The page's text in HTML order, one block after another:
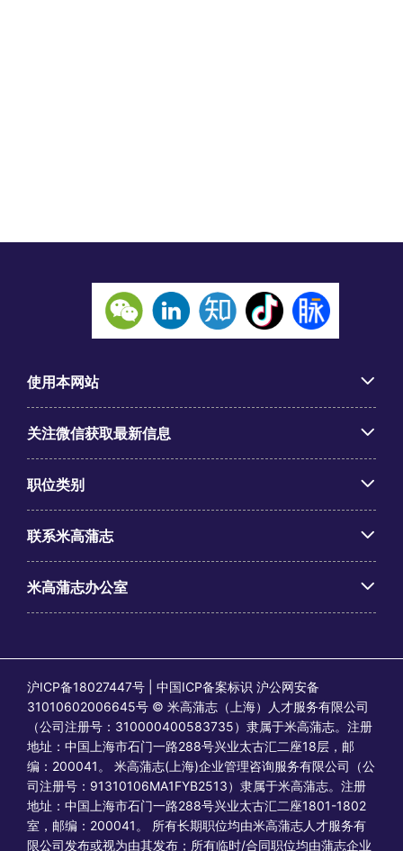
使用本网站
关注微信获取最新信息
职位类别
联系米高蒲志
米高蒲志办公室
沪ICP备18027447号 | 中国ICP备案标识 沪公网安备
31010602006645号 © 米高蒲志（上海）人才服务有限公司
（公司注册号：310000400583735）隶属于米高蒲志。注册
地址：中国上海市石门一路288号兴业太古汇二座18层，邮
编：200041。 米高蒲志(上海)企业管理咨询服务有限公司（公
司注册号：91310106MA1FYB2513）隶属于米高蒲志。注册
地址：中国上海市石门一路288号兴业太古汇二座1801-1802
室，邮编：200041。 所有长期职位均由米高蒲志人才服务有
限公司发布或视为由其发布；所有临时/合同职位均由蒲志企业